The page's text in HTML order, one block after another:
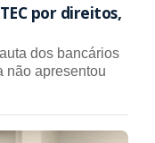
por direitos,
dos bancários
não apresentou